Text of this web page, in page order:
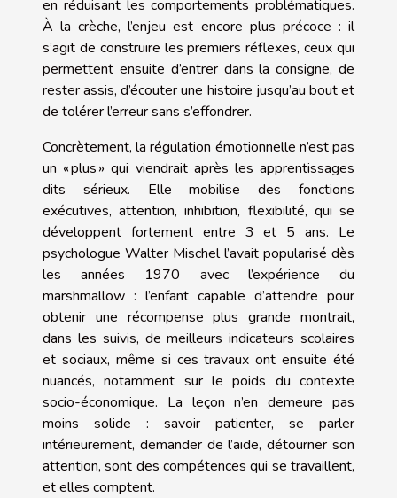
en réduisant les comportements problématiques.
À la crèche, l’enjeu est encore plus précoce : il
s’agit de construire les premiers réflexes, ceux qui
permettent ensuite d’entrer dans la consigne, de
rester assis, d’écouter une histoire jusqu’au bout et
de tolérer l’erreur sans s’effondrer.
Concrètement, la régulation émotionnelle n’est pas
un « plus » qui viendrait après les apprentissages
dits sérieux. Elle mobilise des fonctions
exécutives, attention, inhibition, flexibilité, qui se
développent fortement entre 3 et 5 ans. Le
psychologue Walter Mischel l’avait popularisé dès
les années 1970 avec l’expérience du
marshmallow : l’enfant capable d’attendre pour
obtenir une récompense plus grande montrait,
dans les suivis, de meilleurs indicateurs scolaires
et sociaux, même si ces travaux ont ensuite été
nuancés, notamment sur le poids du contexte
socio-économique. La leçon n’en demeure pas
moins solide : savoir patienter, se parler
intérieurement, demander de l’aide, détourner son
attention, sont des compétences qui se travaillent,
et elles comptent.